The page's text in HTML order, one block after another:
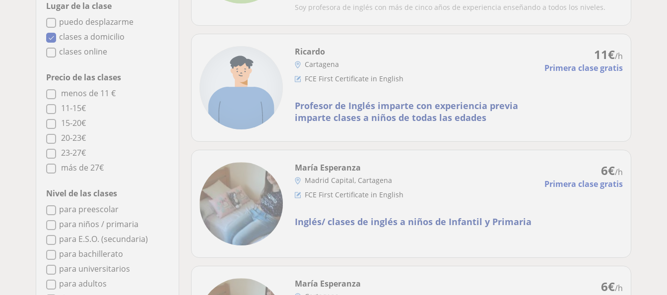
Lugar de la clase
puedo desplazarme
clases a domicilio
clases online
Precio de las clases
menos de 11 €
11-15€
15-20€
20-23€
23-27€
más de 27€
Nivel de las clases
para preescolar
para niños / primaria
para E.S.O. (secundaria)
para bachillerato
para universitarios
para adultos
Soy profesora de inglés con más de cinco años de experiencia enseñando a todos los niveles.
11€/h
Primera clase gratis
Ricardo
Cartagena
FCE First Certificate in English
Profesor de Inglés imparte con experiencia previa
imparte clases a niños de todas las edades
6€/h
Primera clase gratis
María Esperanza
Madrid Capital, Cartagena
FCE First Certificate in English
Inglés/ clases de inglés a niños de Infantil y Primaria
6€/h
María Esperanza